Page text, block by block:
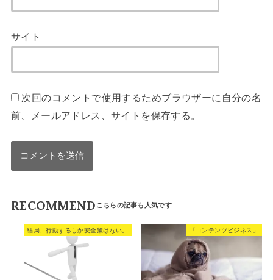
サイト
次回のコメントで使用するためブラウザーに自分の名
前、メールアドレス、サイトを保存する。
RECOMMEND
結局、行動するしか安全策はない。 「コンテンツビジネス」